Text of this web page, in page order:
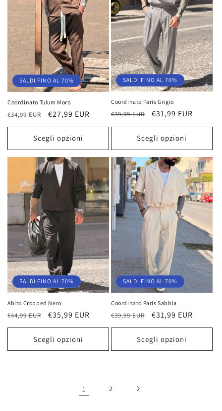
SALDI FINO AL 70%
Coordinato Tulum Moro
Prezzo
di
€34,99 EUR
Prezzo
scontato
€27,99 EUR
Scegli opzioni
SALDI FINO AL 70%
Coordinato Paris Grigio
Prezzo
di
€39,99 EUR
Prezzo
scontato
€31,99 EUR
Scegli opzioni
SALDI FINO AL 70%
Abito Cropped Nero
Prezzo
di
€44,99 EUR
Prezzo
scontato
€35,99 EUR
Scegli opzioni
SALDI FINO AL 70%
Coordinato Paris Sabbia
Prezzo
di
€39,99 EUR
Prezzo
scontato
€31,99 EUR
Scegli opzioni
1 2